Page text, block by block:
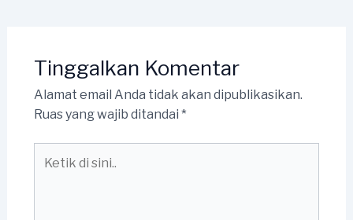
Tinggalkan Komentar
Alamat email Anda tidak akan dipublikasikan.
Ruas yang wajib ditandai *